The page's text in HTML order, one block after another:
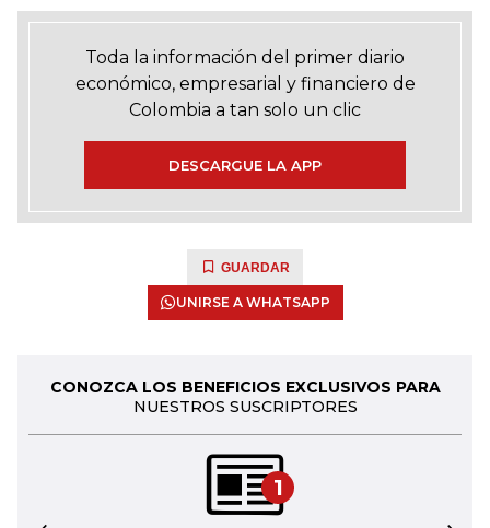
Toda la información del primer diario
económico, empresarial y financiero de
Colombia a tan solo un clic
DESCARGUE LA APP
GUARDAR
UNIRSE A WHATSAPP
CONOZCA LOS BENEFICIOS EXCLUSIVOS PARA
NUESTROS SUSCRIPTORES
1